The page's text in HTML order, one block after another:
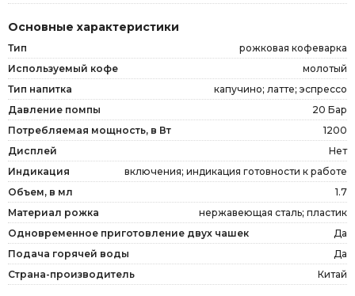
Основные характеристики
Тип
рожковая кофеварка
Используемый кофе
молотый
Тип напитка
капучино; латте; эспрессо
Давление помпы
20 Бар
Потребляемая мощность, в Вт
1200
Дисплей
Нет
Индикация
включения; индикация готовности к работе
Объем, в мл
1.7
Материал рожка
нержавеющая сталь; пластик
Одновременное приготовление двух чашек
Да
Подача горячей воды
Да
Страна-производитель
Китай